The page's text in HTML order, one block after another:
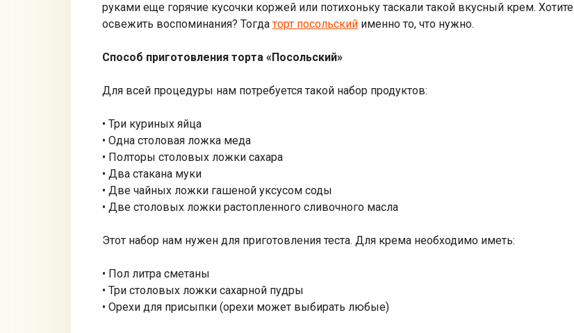
руками еще горячие кусочки коржей или потихоньку таскали такой вкусный крем. Хотите
освежить воспоминания? Тогдаторт посольский именно то, что нужно.
Способ приготовления торта «Посольский»
Для всей процедуры нам потребуется такой набор продуктов:
• Три куриных яйца
• Одна столовая ложка меда
• Полторы столовых ложки сахара
• Два стакана муки
• Две чайных ложки гашеной уксусом соды
• Две столовых ложки растопленного сливочного масла
Этот набор нам нужен для приготовления теста. Для крема необходимо иметь:
• Пол литра сметаны
• Три столовых ложки сахарной пудры
• Орехи для присыпки (орехи может выбирать любые)